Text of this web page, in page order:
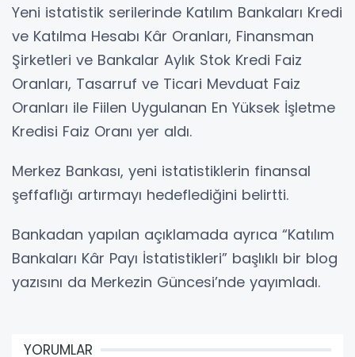
Yeni istatistik serilerinde Katılım Bankaları Kredi
ve Katılma Hesabı Kâr Oranları, Finansman
Şirketleri ve Bankalar Aylık Stok Kredi Faiz
Oranları, Tasarruf ve Ticari Mevduat Faiz
Oranları ile Fiilen Uygulanan En Yüksek İşletme
Kredisi Faiz Oranı yer aldı.
Merkez Bankası, yeni istatistiklerin finansal
şeffaflığı artırmayı hedeflediğini belirtti.
Bankadan yapılan açıklamada ayrıca “Katılım
Bankaları Kâr Payı İstatistikleri” başlıklı bir blog
yazısını da Merkezin Güncesi’nde yayımladı.
YORUMLAR